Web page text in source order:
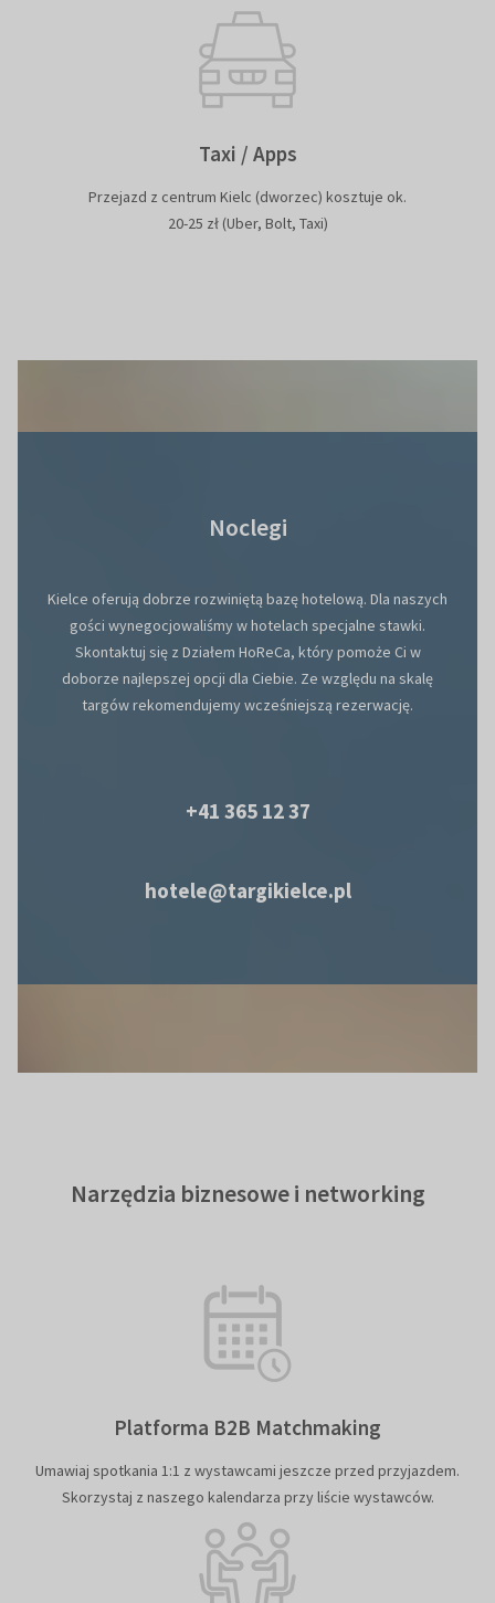
Taxi / Apps
Przejazd z centrum Kielc (dworzec) kosztuje ok.
20-25 zł (Uber, Bolt, Taxi)
Noclegi
Kielce oferują dobrze rozwiniętą bazę hotelową. Dla naszych
gości wynegocjowaliśmy w hotelach specjalne stawki.
Skontaktuj się z Działem HoReCa, który pomoże Ci w
doborze najlepszej opcji dla Ciebie. Ze względu na skalę
targów rekomendujemy wcześniejszą rezerwację.
+41 365 12 37
hotele@targikielce.pl
Narzędzia biznesowe i networking
Platforma B2B Matchmaking
Umawiaj spotkania 1:1 z wystawcami jeszcze przed przyjazdem.
Skorzystaj z naszego kalendarza przy liście wystawców.